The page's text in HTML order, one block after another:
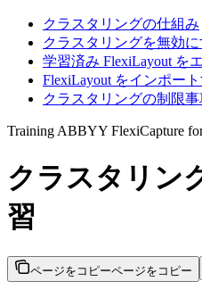
クラスタリングの仕組み
クラスタリングを無効に
学習済み FlexiLayout を
FlexiLayout をインポー
クラスタリングの制限事
Training ABBYY FlexiCapture
クラスタリン
習
ページをコピーページをコピー